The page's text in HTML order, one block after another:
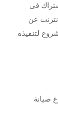
فى
عن
لتنفيذه
صيانة